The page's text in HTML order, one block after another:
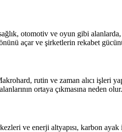
otomotiv ve oyun gibi
açar ve şirketlerin rekabet
rutin ve zaman alıcı işleri
ortaya çıkmasına neden olur.
ve enerji altyapısı, karbon